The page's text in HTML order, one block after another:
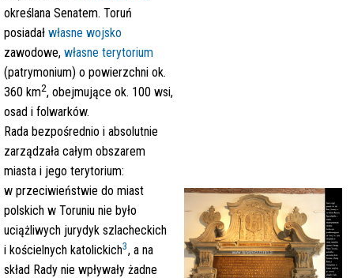
określana Senatem. Toruń
posiadał własne wojsko
zawodowe, własne terytorium
(patrymonium) o powierzchni ok.
360 km2, obejmujące ok. 100 wsi,
osad i folwarków.
Rada bezpośrednio i absolutnie
zarządzała całym obszarem
miasta i jego terytorium:
w przeciwieństwie do miast
polskich w Toruniu nie było
uciążliwych jurydyk szlacheckich
i kościelnych katolickich3, a na
skład Rady nie wpływały żadne